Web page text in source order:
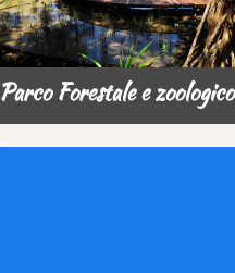
Parco Forestale e zoologico